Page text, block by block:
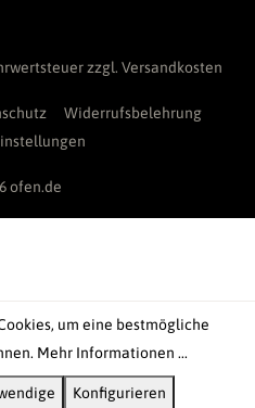
zzgl. Versandkosten
Widerrufsbelehrung
ofen.de
um eine bestmögliche
Mehr Informationen ...
Konfigurieren